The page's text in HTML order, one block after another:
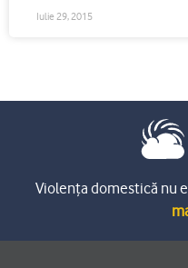
Iulie 29, 2015
Violența domestică nu